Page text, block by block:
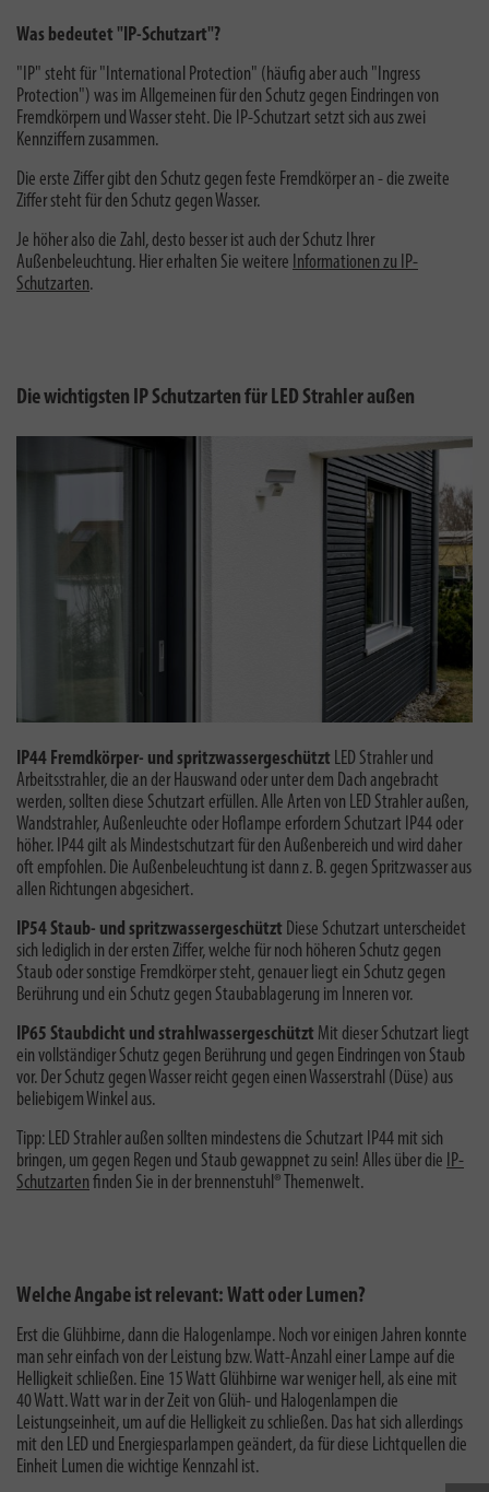
Was bedeutet "IP-Schutzart"?
"IP" steht für "International Protection" (häufig aber auch "Ingress
Protection") was im Allgemeinen für den Schutz gegen Eindringen von
Fremdkörpern und Wasser steht. Die IP-Schutzart setzt sich aus zwei
Kennziffern zusammen.
Die erste Ziffer gibt den Schutz gegen feste Fremdkörper an - die zweite
Ziffer steht für den Schutz gegen Wasser.
Je höher also die Zahl, desto besser ist auch der Schutz Ihrer
Außenbeleuchtung. Hier erhalten Sie weitere Informationen zu IP-
Schutzarten.
Die wichtigsten IP Schutzarten für LED Strahler außen
IP44 Fremdkörper- und spritzwassergeschützt LED Strahler und
Arbeitsstrahler, die an der Hauswand oder unter dem Dach angebracht
werden, sollten diese Schutzart erfüllen. Alle Arten von LED Strahler außen,
Wandstrahler, Außenleuchte oder Hoflampe erfordern Schutzart IP44 oder
höher. IP44 gilt als Mindestschutzart für den Außenbereich und wird daher
oft empfohlen. Die Außenbeleuchtung ist dann z. B. gegen Spritzwasser aus
allen Richtungen abgesichert.
IP54 Staub- und spritzwassergeschützt Diese Schutzart unterscheidet
sich lediglich in der ersten Ziffer, welche für noch höheren Schutz gegen
Staub oder sonstige Fremdkörper steht, genauer liegt ein Schutz gegen
Berührung und ein Schutz gegen Staubablagerung im Inneren vor.
IP65 Staubdicht und strahlwassergeschützt Mit dieser Schutzart liegt
ein vollständiger Schutz gegen Berührung und gegen Eindringen von Staub
vor. Der Schutz gegen Wasser reicht gegen einen Wasserstrahl (Düse) aus
beliebigem Winkel aus.
Tipp: LED Strahler außen sollten mindestens die Schutzart IP44 mit sich
bringen, um gegen Regen und Staub gewappnet zu sein! Alles über die IP-
Schutzarten finden Sie in der brennenstuhl® Themenwelt.
Welche Angabe ist relevant: Watt oder Lumen?
Erst die Glühbirne, dann die Halogenlampe. Noch vor einigen Jahren konnte
man sehr einfach von der Leistung bzw. Watt-Anzahl einer Lampe auf die
Helligkeit schließen. Eine 15 Watt Glühbirne war weniger hell, als eine mit
40 Watt. Watt war in der Zeit von Glüh- und Halogenlampen die
Leistungseinheit, um auf die Helligkeit zu schließen. Das hat sich allerdings
mit den LED und Energiesparlampen geändert, da für diese Lichtquellen die
Einheit Lumen die wichtige Kennzahl ist.